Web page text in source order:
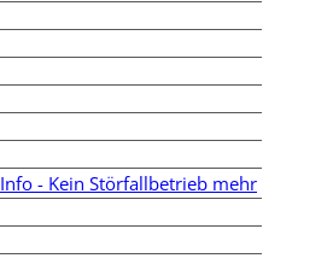
Info - Kein Störfallbetrieb mehr